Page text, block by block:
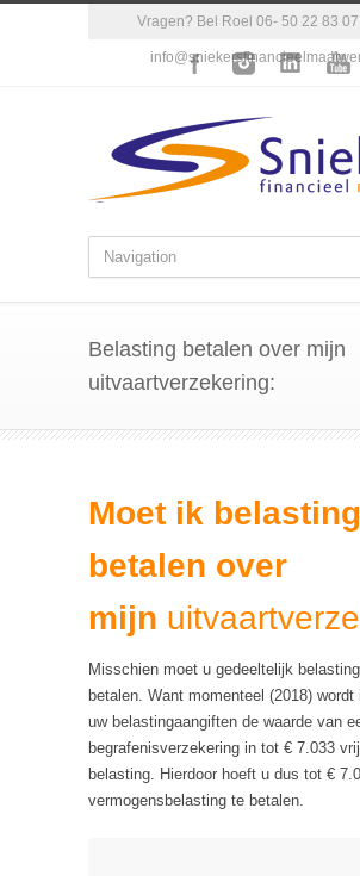
Vragen? Bel Roel 06- 50 22 83 07
Belasting betalen over mijn
uitvaartverzekering:
Moet ik belasting
betalen over
mijn
Misschien moet u gedeeltelijk
betalen. Want momenteel (2018)
uw belastingaangiften de waarde van
begrafenisverzekering in tot € 7.033
belasting. Hierdoor hoeft u dus tot €
vermogensbelasting te betalen.